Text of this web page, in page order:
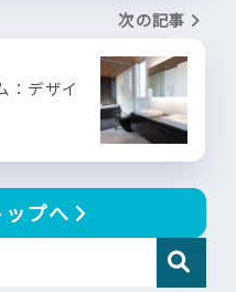
次の記事
：デザイ
ップへ